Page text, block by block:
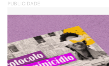
PUBLICIDADE